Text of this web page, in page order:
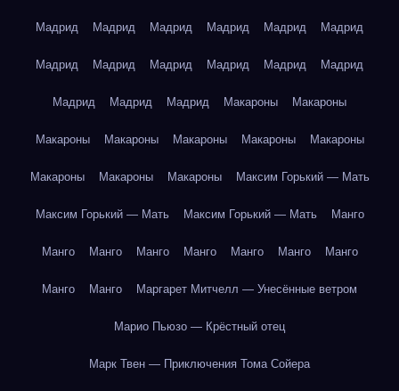
Мадрид Мадрид Мадрид Мадрид Мадрид Мадрид
Мадрид Мадрид Мадрид Мадрид Мадрид Мадрид
Мадрид Мадрид Мадрид Макароны Макароны
Макароны Макароны Макароны Макароны Макароны
Макароны Макароны Макароны Максим Горький — Мать
Максим Горький — Мать Максим Горький — Мать Манго
Манго Манго Манго Манго Манго Манго Манго
Манго Манго Маргарет Митчелл — Унесённые ветром
Марио Пьюзо — Крёстный отец
Марк Твен — Приключения Тома Сойера